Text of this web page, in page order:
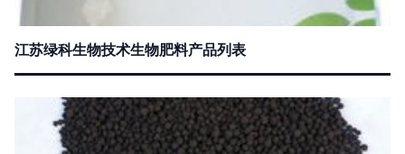
江苏绿科生物技术生物肥料产品列表